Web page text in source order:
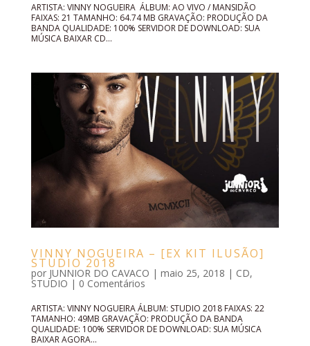
ARTISTA: VINNY NOGUEIRA ÁLBUM: AO VIVO / MANSIDÃO
FAIXAS: 21 TAMANHO: 64.74 MB GRAVAÇÃO: PRODUÇÃO DA
BANDA QUALIDADE: 100% SERVIDOR DE DOWNLOAD: SUA
MÚSICA BAIXAR CD...
VINNY NOGUEIRA – [EX KIT ILUSÃO]
STUDIO 2018
por JUNNIOR DO CAVACO | maio 25, 2018 | CD,
STUDIO | 0 Comentários
ARTISTA: VINNY NOGUEIRA ÁLBUM: STUDIO 2018 FAIXAS: 22
TAMANHO: 49MB GRAVAÇÃO: PRODUÇÃO DA BANDA
QUALIDADE: 100% SERVIDOR DE DOWNLOAD: SUA MÚSICA
BAIXAR AGORA...